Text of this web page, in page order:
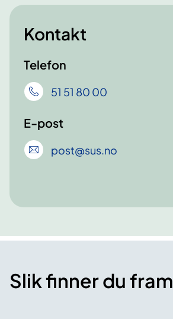
Kontakt
Telefon
51 51 80 00
E-post
post@sus.no
Slik finner du fram